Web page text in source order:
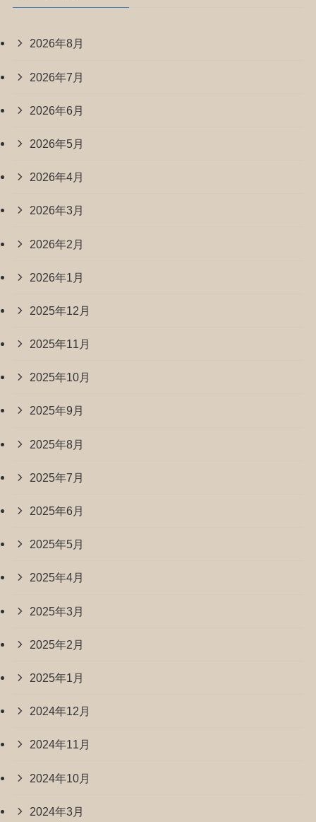
2026年8月
2026年7月
2026年6月
2026年5月
2026年4月
2026年3月
2026年2月
2026年1月
2025年12月
2025年11月
2025年10月
2025年9月
2025年8月
2025年7月
2025年6月
2025年5月
2025年4月
2025年3月
2025年2月
2025年1月
2024年12月
2024年11月
2024年10月
2024年3月